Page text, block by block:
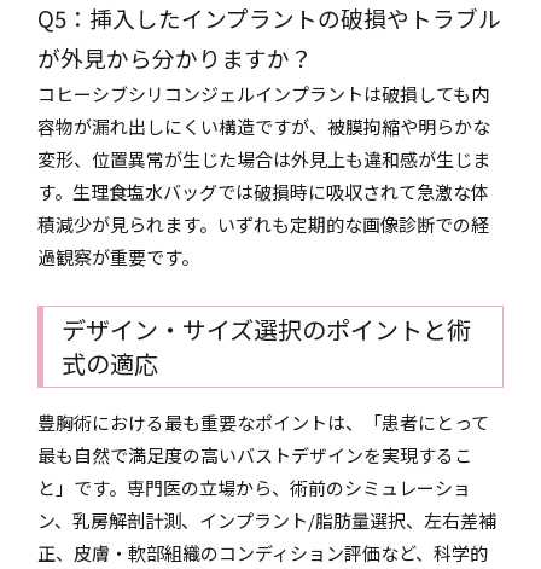
Q5：挿入したインプラントの破損やトラブル
が外見から分かりますか？
コヒーシブシリコンジェルインプラントは破損しても内
容物が漏れ出しにくい構造ですが、被膜拘縮や明らかな
変形、位置異常が生じた場合は外見上も違和感が生じま
す。生理食塩水バッグでは破損時に吸収されて急激な体
積減少が見られます。いずれも定期的な画像診断での経
過観察が重要です。
デザイン・サイズ選択のポイントと術
式の適応
豊胸術における最も重要なポイントは、「患者にとって
最も自然で満足度の高いバストデザインを実現するこ
と」です。専門医の立場から、術前のシミュレーショ
ン、乳房解剖計測、インプラント/脂肪量選択、左右差補
正、皮膚・軟部組織のコンディション評価など、科学的